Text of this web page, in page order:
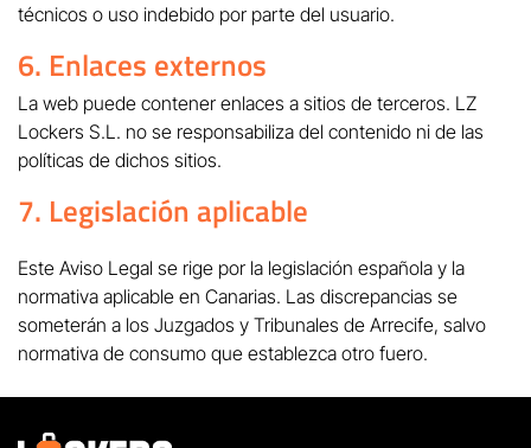
técnicos o uso indebido por parte del usuario.
6. Enlaces externos
La web puede contener enlaces a sitios de terceros. LZ
Lockers S.L. no se responsabiliza del contenido ni de las
políticas de dichos sitios.
7. Legislación aplicable
Este Aviso Legal se rige por la legislación española y la
normativa aplicable en Canarias. Las discrepancias se
someterán a los Juzgados y Tribunales de Arrecife, salvo
normativa de consumo que establezca otro fuero.